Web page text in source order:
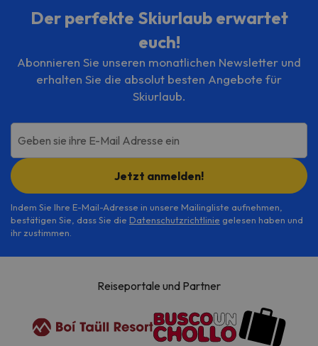
Der perfekte Skiurlaub erwartet
euch!
Abonnieren Sie unseren monatlichen Newsletter und
erhalten Sie die absolut besten Angebote für
Skiurlaub.
Geben sie ihre E-Mail Adresse ein
Jetzt anmelden!
Indem Sie Ihre E-Mail-Adresse in unsere Mailingliste aufnehmen,
bestätigen Sie, dass Sie die Datenschutzrichtlinie gelesen haben und
ihr zustimmen.
Reiseportale und Partner